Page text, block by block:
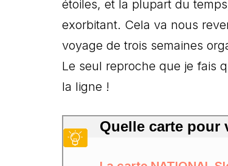
étoiles, et la plupart du
exorbitant. Cela va nous
voyage de trois semaines
Le seul reproche que je fais
la ligne !
Quelle carte pour